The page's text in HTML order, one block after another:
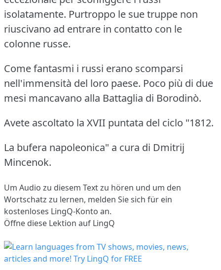
isolatamente. Purtroppo le sue truppe non
riuscivano ad entrare in contatto con le
colonne russe.
Come fantasmi i russi erano scomparsi
nell'immensità del loro paese. Poco più di due
mesi mancavano alla Battaglia di Borodinò.
Avete ascoltato la XVII puntata del ciclo "1812.
La bufera napoleonica" a cura di Dmitrij
Mincenok.
Um Audio zu diesem Text zu hören und um den
Wortschatz zu lernen, melden Sie sich für ein
kostenloses LingQ-Konto an.
Öffne diese Lektion auf LingQ